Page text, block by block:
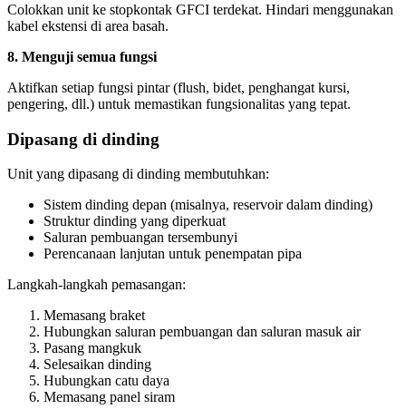
Colokkan unit ke stopkontak GFCI terdekat. Hindari menggunakan
kabel ekstensi di area basah.
8. Menguji semua fungsi
Aktifkan setiap fungsi pintar (flush, bidet, penghangat kursi,
pengering, dll.) untuk memastikan fungsionalitas yang tepat.
Dipasang di dinding
Unit yang dipasang di dinding membutuhkan:
Sistem dinding depan (misalnya, reservoir dalam dinding)
Struktur dinding yang diperkuat
Saluran pembuangan tersembunyi
Perencanaan lanjutan untuk penempatan pipa
Langkah-langkah pemasangan:
Memasang braket
Hubungkan saluran pembuangan dan saluran masuk air
Pasang mangkuk
Selesaikan dinding
Hubungkan catu daya
Memasang panel siram